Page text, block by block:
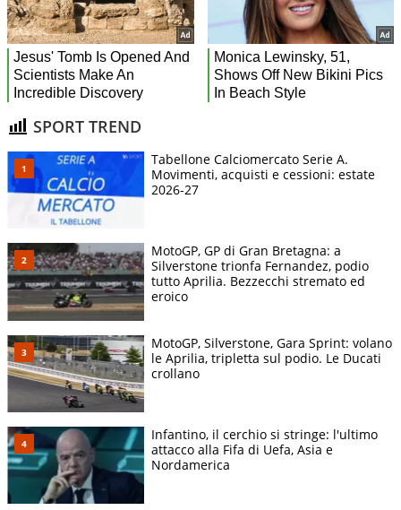
SPORT TREND
Tabellone Calciomercato Serie A.
Movimenti, acquisti e cessioni: estate
2026-27
MotoGP, GP di Gran Bretagna: a
Silverstone trionfa Fernandez, podio
tutto Aprilia. Bezzecchi stremato ed
eroico
MotoGP, Silverstone, Gara Sprint: volano
le Aprilia, tripletta sul podio. Le Ducati
crollano
Infantino, il cerchio si stringe: l'ultimo
attacco alla Fifa di Uefa, Asia e
Nordamerica